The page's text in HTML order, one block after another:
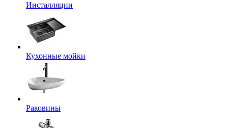
Инсталляции
Кухонные мойки
Раковины